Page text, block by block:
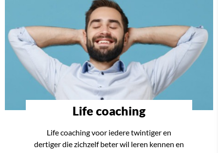
Life coaching
Life coaching voor iedere twintiger en
dertiger die zichzelf beter wil leren kennen en